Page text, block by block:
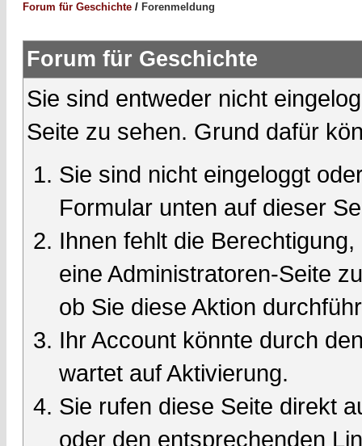
Forum für Geschichte / Forenmeldung
Forum für Geschichte
Sie sind entweder nicht
Seite zu sehen. Grund dafür
Sie sind nicht eingeloggt
Formular unten auf dieser
Ihnen fehlt die
eine Administratoren-Seite
ob Sie diese Aktion
Ihr Account könnte durch
wartet auf Aktivierung.
Sie rufen diese Seite direkt
oder den entsprechenden